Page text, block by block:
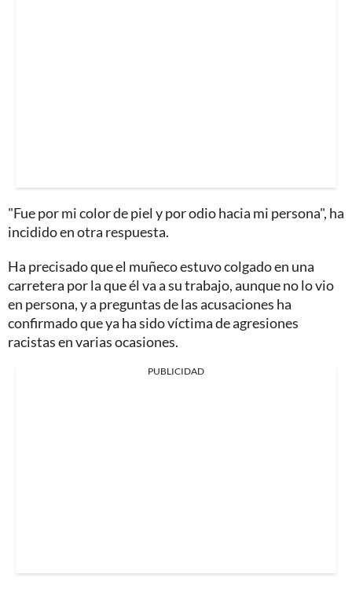
"Fue por mi color de piel y por odio hacia mi persona", ha
incidido en otra respuesta.
Ha precisado que el muñeco estuvo colgado en una
carretera por la que él va a su trabajo, aunque no lo vio
en persona, y a preguntas de las acusaciones ha
confirmado que ya ha sido víctima de agresiones
racistas en varias ocasiones.
PUBLICIDAD